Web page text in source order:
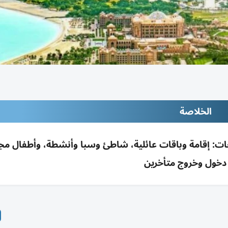
الخلاصة
إقامة وباقات عائلية، شاطئ وسبا وأنشطة، وأطفال
دخول وخروج متأخرين